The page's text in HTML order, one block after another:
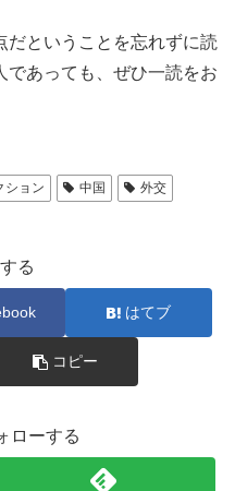
ということを忘れずに読
であっても、ぜひ一読をお
ション 中国
外交
る
はてブ
コピー
ローする